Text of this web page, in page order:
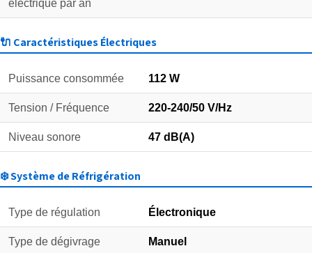
électrique par an
🔌 Caractéristiques Électriques
Puissance consommée 112 W
Tension / Fréquence 220-240/50 V/Hz
Niveau sonore 47 dB(A)
❄️ Système de Réfrigération
Type de régulation Électronique
Type de dégivrage Manuel